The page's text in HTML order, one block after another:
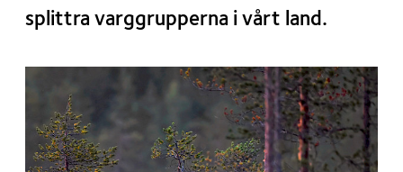
splittra varggrupperna i vårt land.